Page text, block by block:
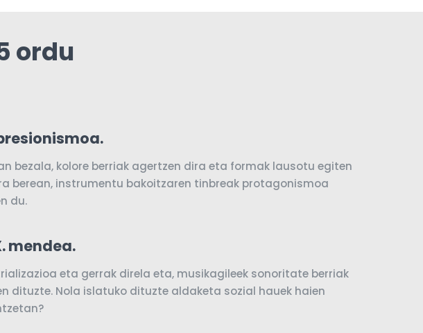
ordu
bezala, kolore berriak agertzen dira eta formak lausotu egiten
berean, instrumentu bakoitzaren tinbreak protagonismoa
du.
mendea.
eta gerrak direla eta, musikagileek sonoritate berriak
dituzte. Nola islatuko dituzte aldaketa sozial hauek haien